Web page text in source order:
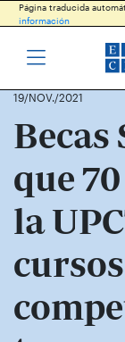
Página traducida
información
19/NOV./2021
que
la